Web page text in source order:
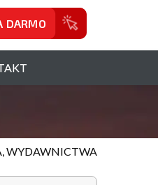
DARMO
WYDAWNICTWA